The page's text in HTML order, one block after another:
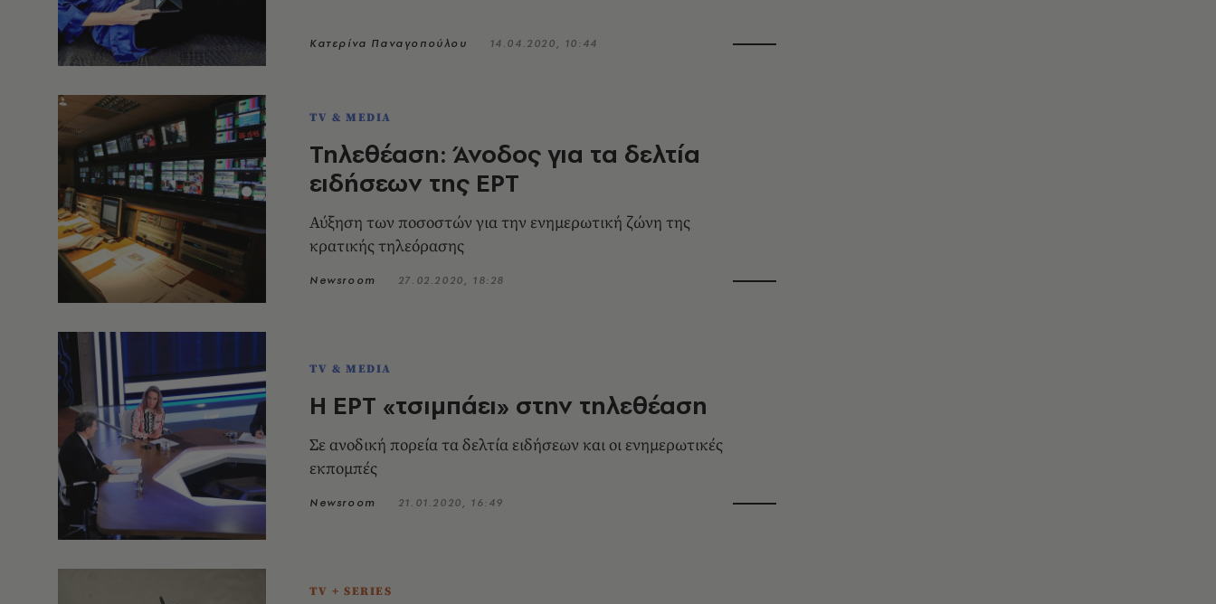
Κατερίνα Παναγοπούλου 14.04.2020, 10:44
TV & MEDIA
Τηλεθέαση: Άνοδος για τα δελτία
ειδήσεων της ΕΡΤ
Αύξηση των ποσοστών για την ενημερωτική ζώνη της
κρατικής τηλεόρασης
Newsroom 27.02.2020, 18:28
TV & MEDIA
Η ΕΡΤ «τσιμπάει» στην τηλεθέαση
Σε ανοδική πορεία τα δελτία ειδήσεων και οι ενημερωτικές
εκπομπές
Newsroom 21.01.2020, 16:49
TV + SERIES